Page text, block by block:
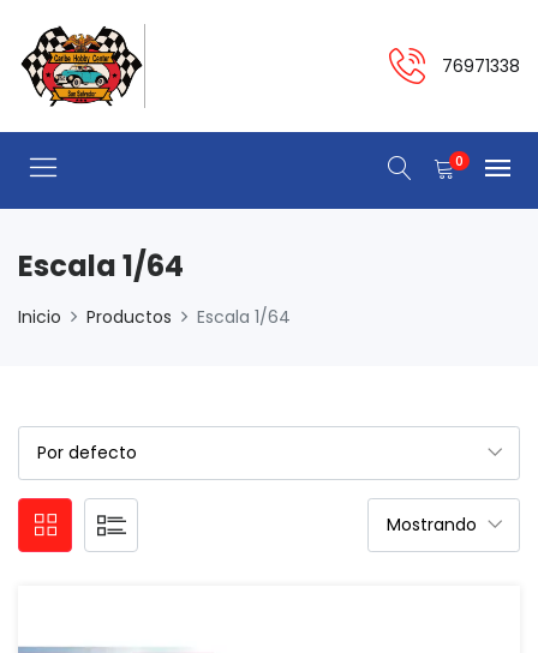
76971338
0
Escala 1/64
Inicio Productos Escala 1/64